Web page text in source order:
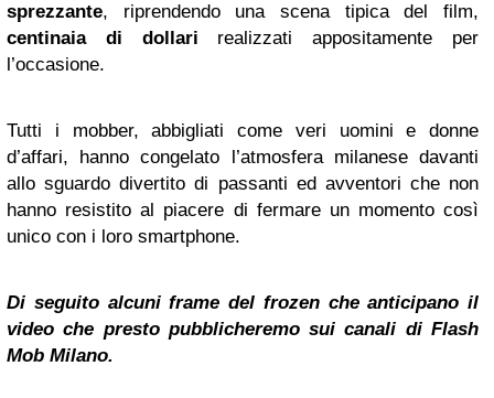
sprezzante, riprendendo una scena tipica del film,
centinaia di dollari realizzati appositamente per
l’occasione.
Tutti i mobber, abbigliati come veri uomini e donne
d’affari, hanno congelato l’atmosfera milanese davanti
allo sguardo divertito di passanti ed avventori che non
hanno resistito al piacere di fermare un momento così
unico con i loro smartphone.
Di seguito alcuni frame del frozen che anticipano il
video che presto pubblicheremo sui canali di Flash
Mob Milano.